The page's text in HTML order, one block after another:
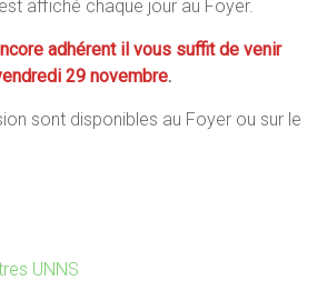
affiché chaque jour au Foyer.
adhérent il vous suffit de venir
29 novembre.
sont disponibles au Foyer ou sur le
UNNS